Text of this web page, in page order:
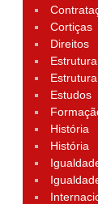
Cortiças
Direitos
Estudos
História
História